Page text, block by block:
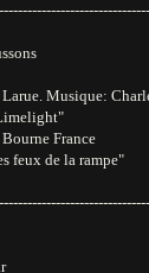
Larue. Musique:
France
feux de la rampe"